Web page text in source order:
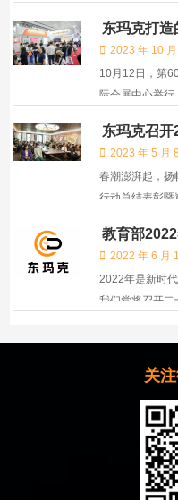
东玛克打造
青岛高教展!
2023 年 10 月
10月12日，第
际会展中心举行
方舟超级麦克
东玛克召
峰对决誓师
2023 年 5 月
春潮澎湃起，
行动总结表彰
向，提前布好战
司领导班子及总
教育部
2022 年 6 月
2022年是新时
我们党将召开
重要时刻召开
关